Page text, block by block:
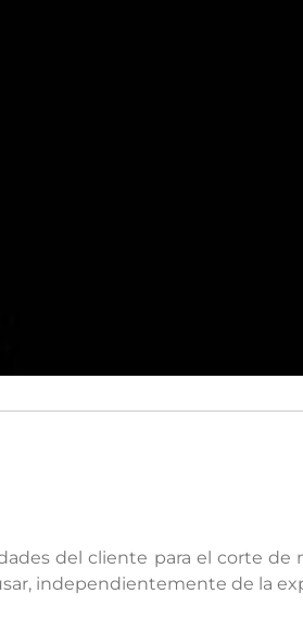
del cliente para el corte de
independientemente de la